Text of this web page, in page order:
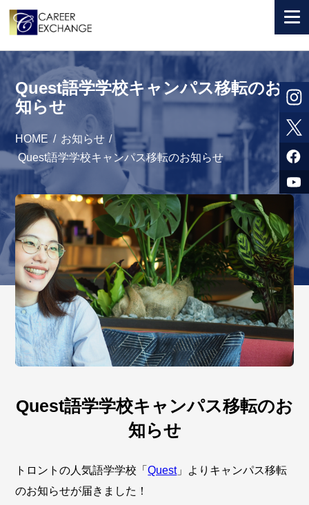
+ 国から選ぶ
+ 目的から選ぶ
求人検索
参加者体験談
よくある質問
+ お申込のご案内
+ 会社情報
カウンセラー募集
Quest語学学校キャンパス移転のお
知らせ
HOME / お知らせ /
Quest語学学校キャンパス移転のお知らせ
Quest語学学校キャンパス移転のお
知らせ
トロントの人気語学学校「Quest」よりキャンパス移転
のお知らせが届きました！